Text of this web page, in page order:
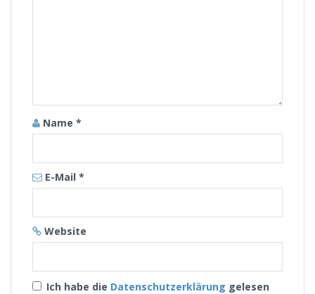
Name *
E-Mail *
Website
Ich habe die Datenschutzerklärung gelesen